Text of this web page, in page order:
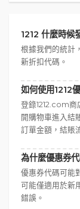
1212 什麼時候
根據我們的統計
新折扣代碼。
如何使用1212
登錄1212.com
開購物車進入結
訂單金額，結賬
為什麼優惠券
優惠券代碼可能
可能僅適用於新
錯誤。